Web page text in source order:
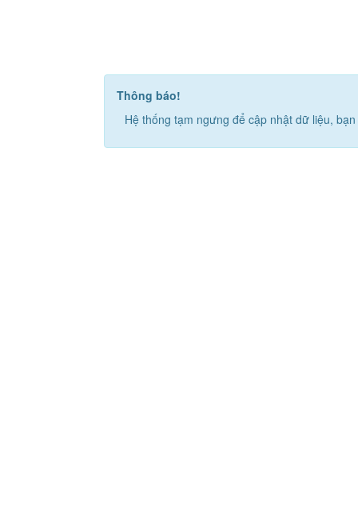
Thông báo!
Hệ thống tạm ngưng để cập nhật dữ liệu,